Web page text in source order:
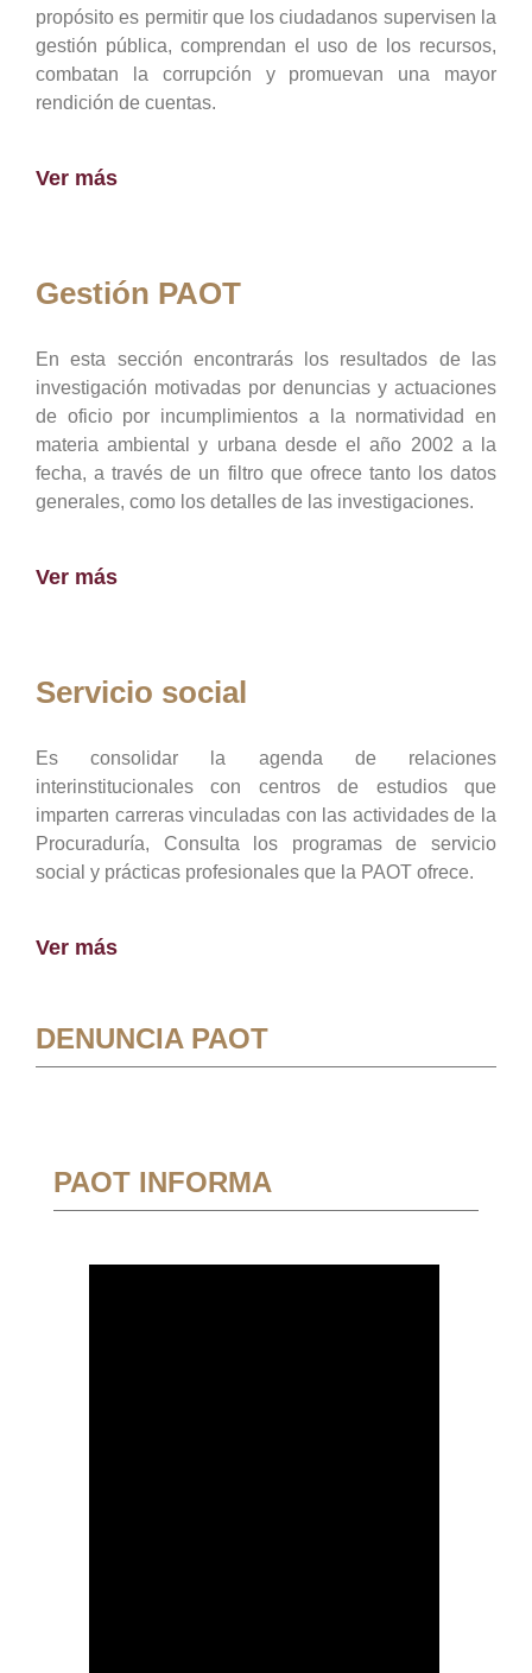
propósito es permitir que los ciudadanos supervisen la
gestión pública, comprendan el uso de los recursos,
combatan la corrupción y promuevan una mayor
rendición de cuentas.
Ver más
Gestión PAOT
En esta sección encontrarás los resultados de las
investigación motivadas por denuncias y actuaciones
de oficio por incumplimientos a la normatividad en
materia ambiental y urbana desde el año 2002 a la
fecha, a través de un filtro que ofrece tanto los datos
generales, como los detalles de las investigaciones.
Ver más
Servicio social
Es consolidar la agenda de relaciones
interinstitucionales con centros de estudios que
imparten carreras vinculadas con las actividades de la
Procuraduría, Consulta los programas de servicio
social y prácticas profesionales que la PAOT ofrece.
Ver más
DENUNCIA PAOT
PAOT INFORMA